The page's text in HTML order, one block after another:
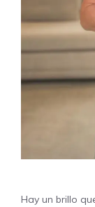
Hay un brillo